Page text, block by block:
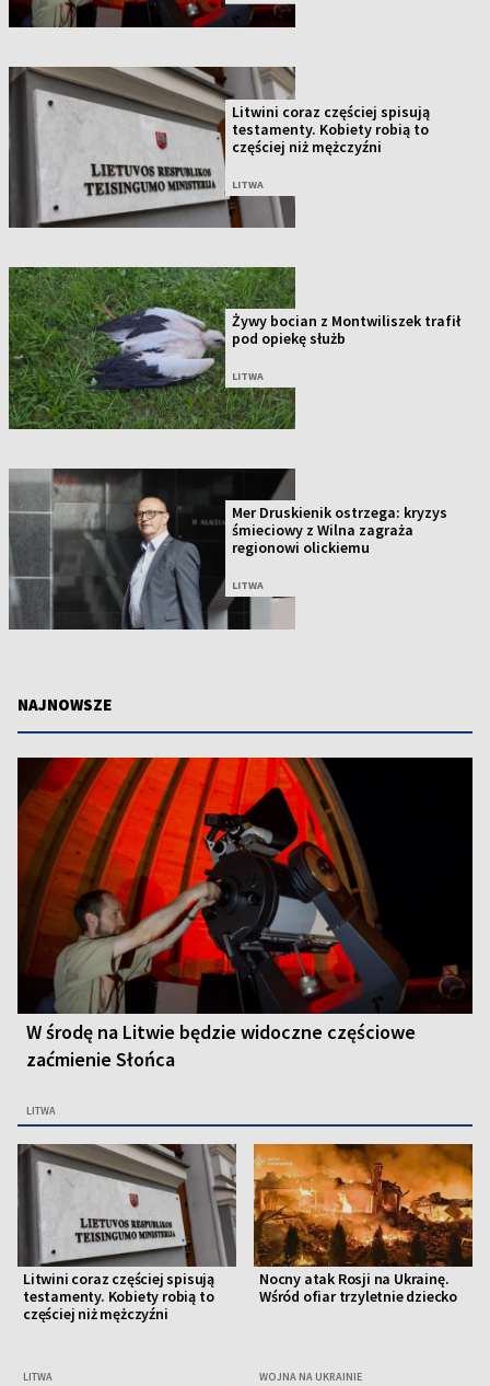
Litwini coraz częściej spisują
testamenty. Kobiety robią to
częściej niż mężczyźni
LITWA
Żywy bocian z Montwiliszek trafił
pod opiekę służb
LITWA
Mer Druskienik ostrzega: kryzys
śmieciowy z Wilna zagraża
regionowi olickiemu
LITWA
NAJNOWSZE
W środę na Litwie będzie widoczne częściowe
zaćmienie Słońca
LITWA
Litwini coraz częściej spisują
testamenty. Kobiety robią to
częściej niż mężczyźni
LITWA
Nocny atak Rosji na Ukrainę.
Wśród ofiar trzyletnie dziecko
WOJNA NA UKRAINIE